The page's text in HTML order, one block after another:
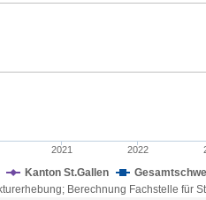
aus. Die Höhe und Entwicklung der